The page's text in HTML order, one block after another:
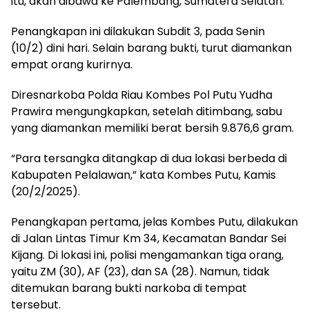
Penangkapan ini dilakukan Subdit 3, pada Senin
(10/2) dini hari. Selain barang bukti, turut diamankan
empat orang kurirnya.
Diresnarkoba Polda Riau Kombes Pol Putu Yudha
Prawira mengungkapkan, setelah ditimbang, sabu
yang diamankan memiliki berat bersih 9.876,6 gram.
“Para tersangka ditangkap di dua lokasi berbeda di
Kabupaten Pelalawan,” kata Kombes Putu, Kamis
(20/2/2025).
Penangkapan pertama, jelas Kombes Putu, dilakukan
di Jalan Lintas Timur Km 34, Kecamatan Bandar Sei
Kijang. Di lokasi ini, polisi mengamankan tiga orang,
yaitu ZM (30), AF (23), dan SA (28). Namun, tidak
ditemukan barang bukti narkoba di tempat
tersebut.